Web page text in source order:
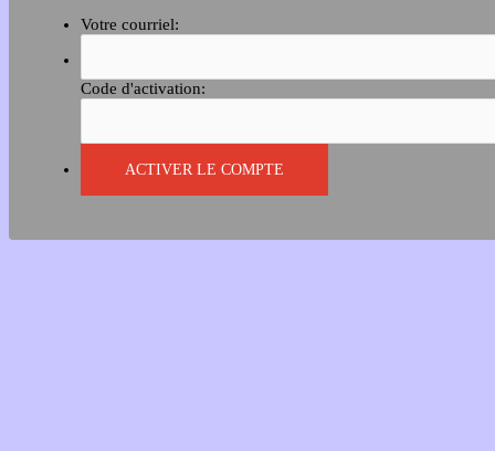
Votre courriel:
Code d'activation: